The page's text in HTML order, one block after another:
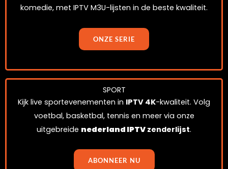
komedie, met IPTV M3U-lijsten in de beste kwaliteit.
ONZE SERIE
SPORT
Kijk live sportevenementen in IPTV 4K-kwaliteit. Volg
voetbal, basketbal, tennis en meer via onze
uitgebreide nederland IPTV zenderlijst.
ABONNEER NU